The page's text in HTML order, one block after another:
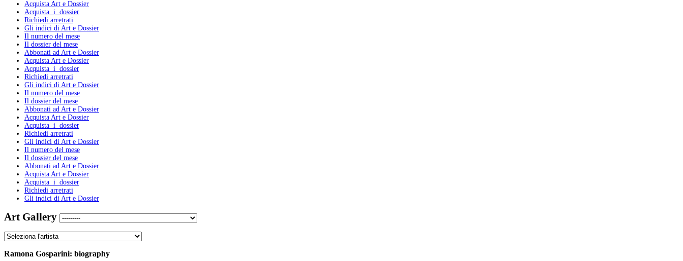
Acquista Art e Dossier
Acquista i dossier
Richiedi arretrati
Gli indici di Art e Dossier
Il numero del mese
Il dossier del mese
Abbonati ad Art e Dossier
Acquista Art e Dossier
Acquista i dossier
Richiedi arretrati
Gli indici di Art e Dossier
Il numero del mese
Il dossier del mese
Abbonati ad Art e Dossier
Acquista Art e Dossier
Acquista i dossier
Richiedi arretrati
Gli indici di Art e Dossier
Il numero del mese
Il dossier del mese
Abbonati ad Art e Dossier
Acquista Art e Dossier
Acquista i dossier
Richiedi arretrati
Gli indici di Art e Dossier
Art Gallery
Ramona Gosparini: biography